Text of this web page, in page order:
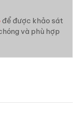
để được khảo sát
và phù hợp